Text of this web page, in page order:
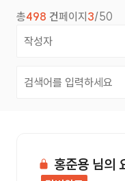
총498 건페이지 3/50
홍준용 님의